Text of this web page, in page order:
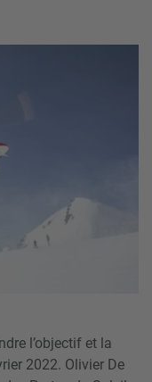
l’objectif et la
2022. Olivier De